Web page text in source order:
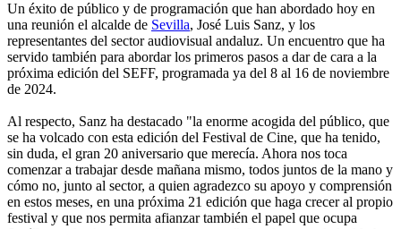
Un éxito de público y de programación que han abordado hoy en
una reunión el alcalde de Sevilla, José Luis Sanz, y los
representantes del sector audiovisual andaluz. Un encuentro que ha
servido también para abordar los primeros pasos a dar de cara a la
próxima edición del SEFF, programada ya del 8 al 16 de noviembre
de 2024.
Al respecto, Sanz ha destacado "la enorme acogida del público, que
se ha volcado con esta edición del Festival de Cine, que ha tenido,
sin duda, el gran 20 aniversario que merecía. Ahora nos toca
comenzar a trabajar desde mañana mismo, todos juntos de la mano y
cómo no, junto al sector, a quien agradezco su apoyo y comprensión
en estos meses, en una próxima 21 edición que haga crecer al propio
festival y que nos permita afianzar también el papel que ocupa